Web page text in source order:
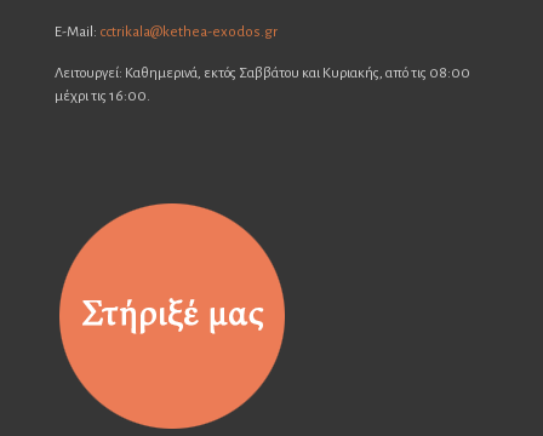
E-Mail: cctrikala@kethea-exodos.gr
Λειτουργεί: Καθημερινά, εκτός Σαββάτου και Κυριακής, από τις 08:00
μέχρι τις 16:00.